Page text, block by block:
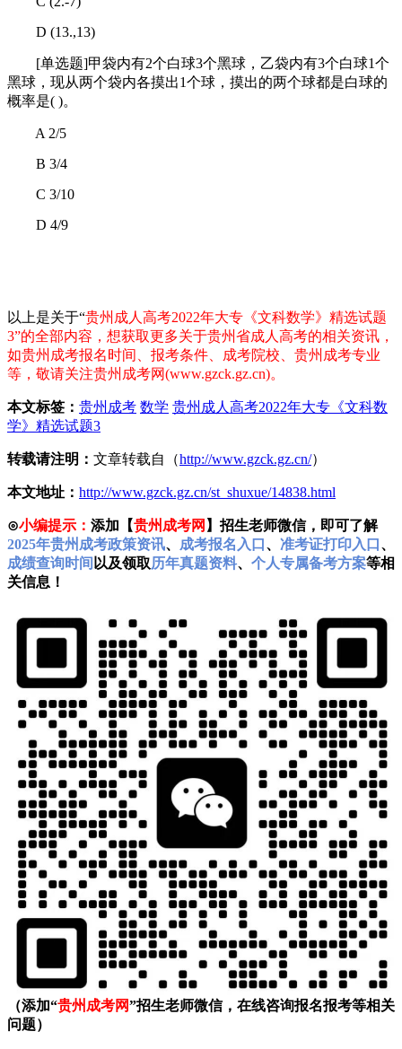
D (13.,13)
[单选题]甲袋内有2个白球3个黑球，乙袋内有3个白球1个
黑球，现从两个袋内各摸出1个球，摸出的两个球都是白球的
概率是( )。
A 2/5
B 3/4
C 3/10
D 4/9
以上是关于“贵州成人高考2022年大专《文科数学》精选试题
3”的全部内容，想获取更多关于贵州省成人高考的相关资讯，
如贵州成考报名时间、报考条件、成考院校、贵州成考专业
等，敬请关注贵州成考网(www.gzck.gz.cn)。
本文标签： 贵州成考 数学 贵州成人高考2022年大专《文科数
学》精选试题3
转载请注明： 文章转载自（http://www.gzck.gz.cn/）
本文地址： http://www.gzck.gz.cn/st_shuxue/14838.html
⊙小编提示： 添加【贵州成考网 】招生老师微信，即可了解
2025年贵州成考政策资讯、 成考报名入口 、 准考证打印入口 、
成绩查询时间 以及领取历年真题资料、 个人专属备考方案等相
关信息！
（添加“贵州成考网”招生老师微信，在线咨询报名报考等相关
问题）